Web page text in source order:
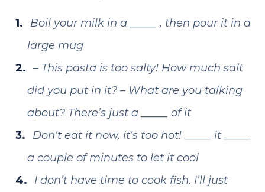
Boil your milk in a _____ , then pour it in a
large mug
– This pasta is too salty! How much salt
did you put in it? – What are you talking
about? There’s just a _____ of it
Don’t eat it now, it’s too hot! _____ it _____
a couple of minutes to let it cool
I don’t have time to cook fish, I’ll just